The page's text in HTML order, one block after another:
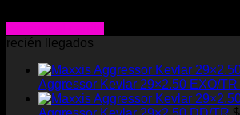
recién llegados
Aggressor Kevlar 29×2.50 EXO/TR